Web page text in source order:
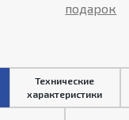
подарок
Технические
характеристики